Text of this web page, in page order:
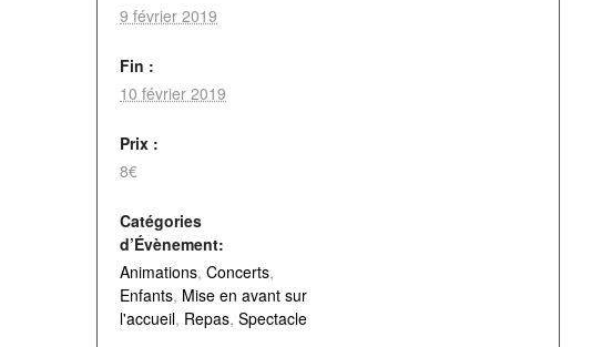
9 février 2019
Fin :
10 février 2019
Prix :
8€
Catégories
d’Évènement:
Animations, Concerts,
Enfants, Mise en avant sur
l'accueil, Repas, Spectacle